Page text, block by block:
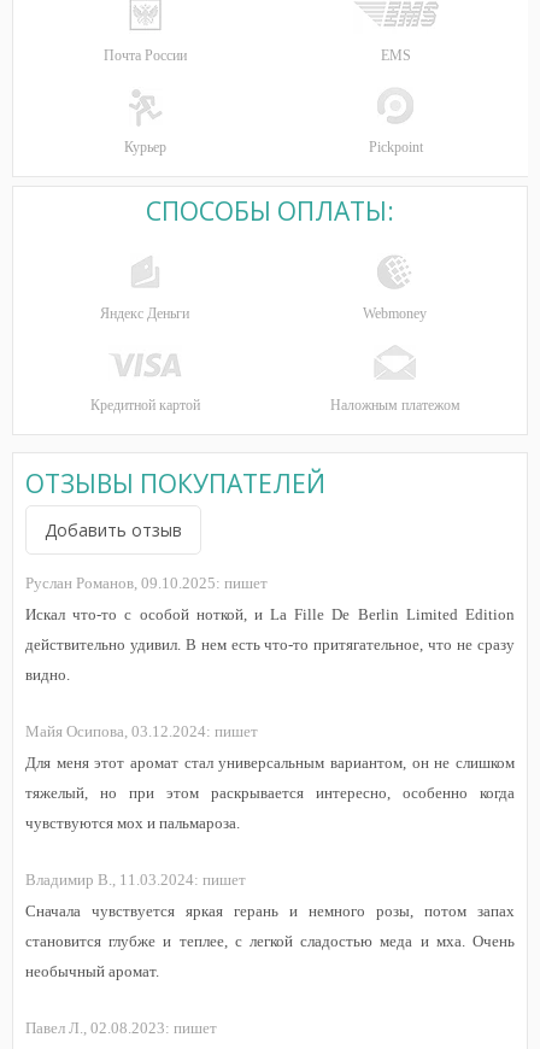
Почта России EMS
Курьер Pickpoint
СПОСОБЫ ОПЛАТЫ:
Яндекс Деньги Webmoney
Кредитной картой Наложным платежом
ОТЗЫВЫ ПОКУПАТЕЛЕЙ
Добавить отзыв
Руслан Романов, 09.10.2025: пишет
Искал что-то с особой ноткой, и La Fille De Berlin Limited Edition
действительно удивил. В нем есть что-то притягательное, что не сразу
видно.
Майя Осипова, 03.12.2024: пишет
Для меня этот аромат стал универсальным вариантом, он не слишком
тяжелый, но при этом раскрывается интересно, особенно когда
чувствуются мох и пальмароза.
Владимир В., 11.03.2024: пишет
Сначала чувствуется яркая герань и немного розы, потом запах
становится глубже и теплее, с легкой сладостью меда и мха. Очень
необычный аромат.
Павел Л., 02.08.2023: пишет